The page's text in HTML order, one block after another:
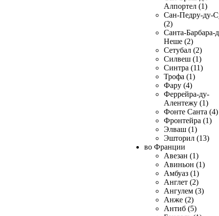
Алпортел (1)
Сан-Педру-ду-
(2)
Санта-Барбара-
Неше (2)
Сетубал (2)
Силвеш (1)
Синтра (11)
Трофа (1)
Фару (4)
Феррейра-ду-
Алентежу (1)
Фонте Санта (4)
Фронтейра (1)
Элваш (1)
Эшторил (13)
во Франции
Авезан (1)
Авиньон (1)
Амбуаз (1)
Англет (2)
Ангулем (3)
Анже (2)
Антиб (5)